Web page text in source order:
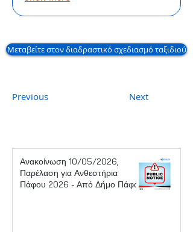
Μεταβείτε στον διαδραστικό σχεδιασμό ταξιδιού
Previous Next
Ανακοίνωση 10/05/2026,
Παρέλαση για Ανθεστήρια
Πάφου 2026 - Από Δήμο Πάφου